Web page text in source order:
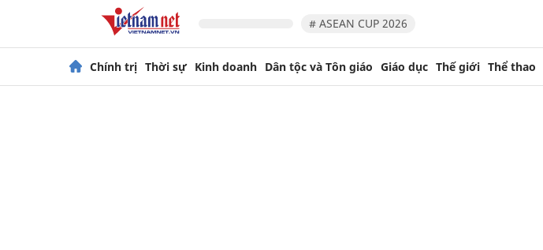
# ASEAN CUP 2026
Chính trị Thời sự Kinh doanh Dân tộc và Tôn giáo Giáo dục Thế giới Thể thao